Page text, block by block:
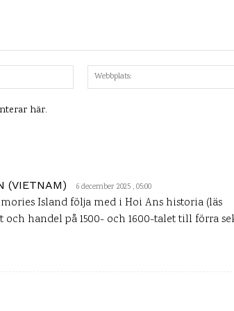
(VIETNAM) 6 december 2025 , 05:00
Island följa med i Hoi Ans historia (läs
handel på 1500- och 1600-talet till förra
Mejl:*
här.